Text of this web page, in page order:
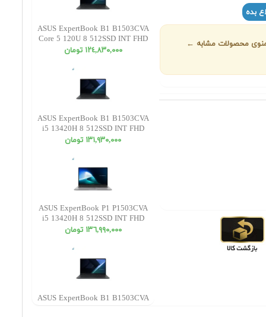
بده
منوی محصولات مشابه ←
ASUS ExpertBook B1 B1503CVA
Core 5 120U 8 512SSD INT FHD
١٢٤,٨٣٠,٠٠٠ تومان
ASUS ExpertBook B1 B1503CVA
i5 13420H 8 512SSD INT FHD
١٣١,٩٣٠,٠٠٠ تومان
ASUS ExpertBook P1 P1503CVA
i5 13420H 8 512SSD INT FHD
١٣٦,٩٩٠,٠٠٠ تومان
ASUS ExpertBook B1 B1503CVA